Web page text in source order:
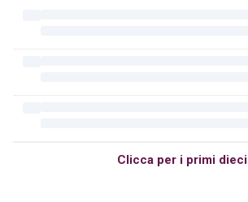
Clicca per i primi dieci